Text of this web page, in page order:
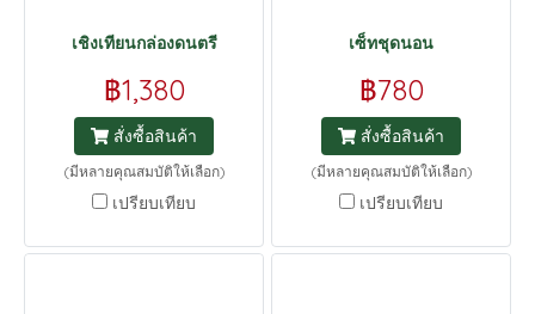
เชิงเทียนกล่องดนตรี
฿1,380
สั่งซื้อสินค้า
(มีหลายคุณสมบัติให้เลือก)
เปรียบเทียบ
เซ็ทชุดนอน
฿780
สั่งซื้อสินค้า
(มีหลายคุณสมบัติให้เลือก)
เปรียบเทียบ